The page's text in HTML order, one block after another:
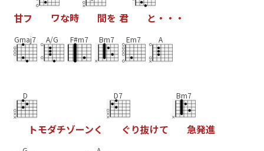
甘フ ワな時 間を 君 と ・ ・ ・
Gmaj7 A/G F#m7 Bm7 Em7 A
D
トモダチゾーンく
D7
ぐ り抜けて
Bm7
急発進